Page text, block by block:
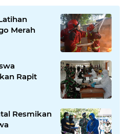
Merah
Rapit
Resmikan